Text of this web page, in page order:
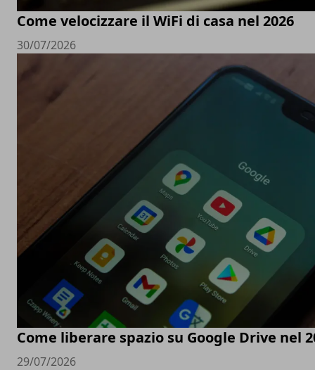
Come velocizzare il WiFi di casa nel 2026
30/07/2026
Come liberare spazio su Google Drive nel
29/07/2026